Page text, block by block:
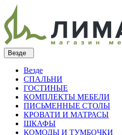
Везде
Везде
СПАЛЬНИ
ГОСТИНЫЕ
КОМПЛЕКТЫ МЕБЕЛИ
ПИСЬМЕННЫЕ СТОЛЫ
КРОВАТИ И МАТРАСЫ
ШКАФЫ
КОМОДЫ И ТУМБОЧКИ